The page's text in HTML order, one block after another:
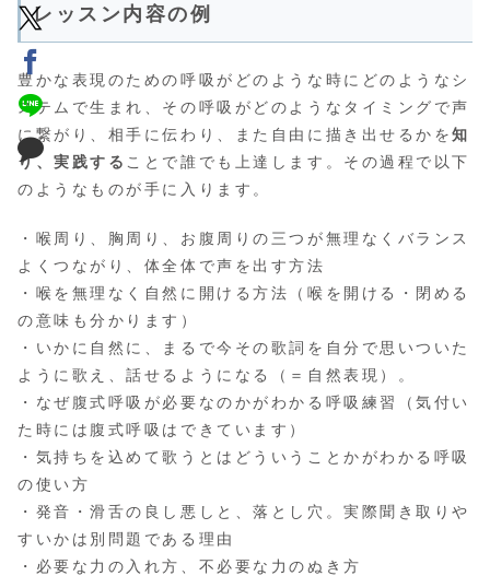
レッスン内容の例
豊かな表現のための呼吸がどのような時にどのようなシ
ステムで生まれ、その呼吸がどのようなタイミングで声
に繋がり、相手に伝わり、また自由に描き出せるかを知
り、実践する ことで誰でも上達します。その過程で以下
のようなものが手に入ります。
・喉周り、胸周り、お腹周りの三つが無理なくバランス
よくつながり、体全体で声を出す方法
・喉を無理なく自然に開ける方法（喉を開ける・閉める
の意味も分かります）
・いかに自然に、まるで今その歌詞を自分で思いついた
ように歌え、話せるようになる（＝自然表現）。
・なぜ腹式呼吸が必要なのかがわかる呼吸練習（気付い
た時には腹式呼吸はできています）
・気持ちを込めて歌うとはどういうことかがわかる呼吸
の使い方
・発音・滑舌の良し悪しと、落とし穴。実際聞き取りや
すいかは別問題である理由
・必要な力の入れ方、不必要な力のぬき方